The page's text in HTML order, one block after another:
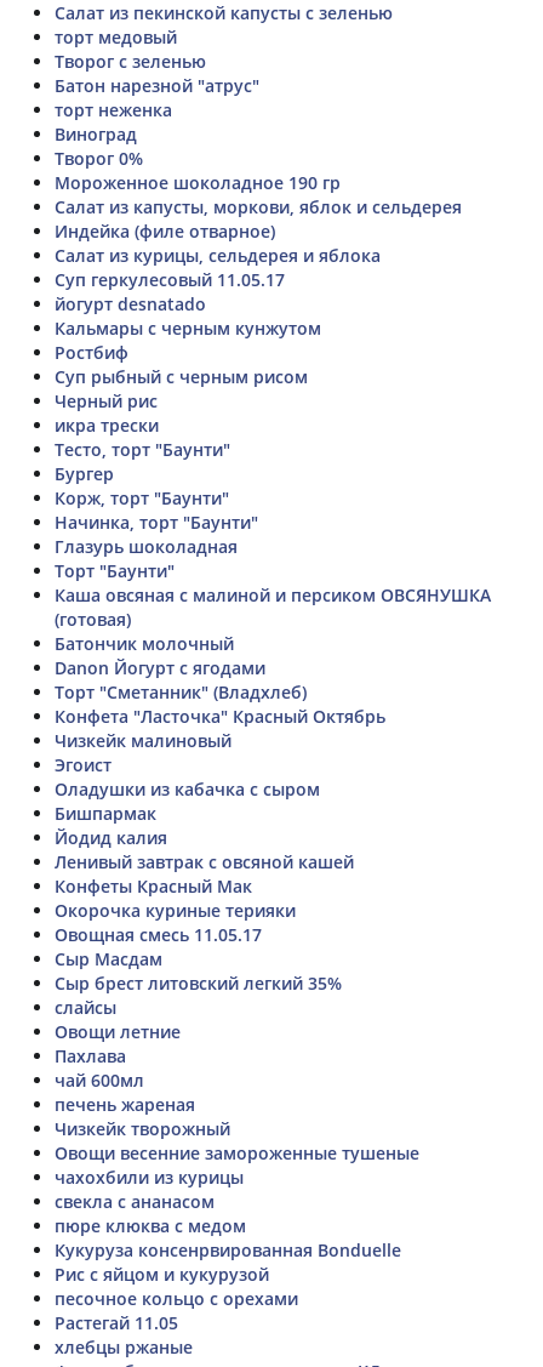
Салат из пекинской капусты с зеленью
торт медовый
Творог с зеленью
Батон нарезной "атрус"
торт неженка
Виноград
Творог 0%
Мороженное шоколадное 190 гр
Салат из капусты, моркови, яблок и сельдерея
Индейка (филе отварное)
Салат из курицы, сельдерея и яблока
Суп геркулесовый 11.05.17
йогурт desnatado
Кальмары с черным кунжутом
Ростбиф
Суп рыбный с черным рисом
Черный рис
икра трески
Тесто, торт "Баунти"
Бургер
Корж, торт "Баунти"
Начинка, торт "Баунти"
Глазурь шоколадная
Торт "Баунти"
Каша овсяная с малиной и персиком ОВСЯНУШКА
(готовая)
Батончик молочный
Danon Йогурт с ягодами
Торт "Сметанник" (Владхлеб)
Конфета "Ласточка" Красный Октябрь
Чизкейк малиновый
Эгоист
Оладушки из кабачка с сыром
Бишпармак
Йодид калия
Ленивый завтрак с овсяной кашей
Конфеты Красный Мак
Окорочка куриные терияки
Овощная смесь 11.05.17
Сыр Масдам
Сыр брест литовский легкий 35%
слайсы
Овощи летние
Пахлава
чай 600мл
печень жареная
Чизкейк творожный
Овощи весенние замороженные тушеные
чахохбили из курицы
свекла с ананасом
пюре клюква с медом
Кукуруза консенрвированная Bonduelle
Рис с яйцом и кукурузой
песочное кольцо с орехами
Растегай 11.05
хлебцы ржаные